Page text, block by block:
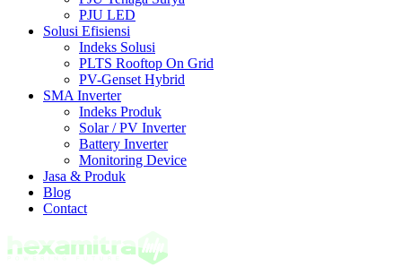
PJU LED
Solusi Efisiensi
Indeks Solusi
PLTS Rooftop On Grid
PV-Genset Hybrid
SMA Inverter
Indeks Produk
Solar / PV Inverter
Battery Inverter
Monitoring Device
Jasa & Produk
Blog
Contact